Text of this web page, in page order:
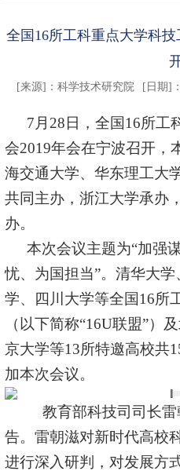
全国16所工科重点大学科
[来源]： 科学技术研究院 [日期]
7 月 28 日，全国16所工
会2019年会在宁波召开，
海交通大学、华东理工大
共同主办，浙江大学承办
办。
本次会议主题为“加强
忧、为国担当”。清华大
学、四川大学等全国16所
（以下简称“16U联盟”）
京大学等13所特邀高校共
加本次会议。
教育部科技司司长雷
告。雷朝滋对新时代高校
进行深入研判，对发展方